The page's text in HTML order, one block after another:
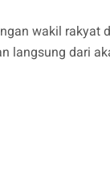
wakil rakyat
langsung dari